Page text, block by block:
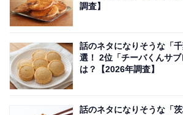
調査】
話のネタになりそうな「
選！ 2位「チーバくんサ
は？【2026年調査】
話のネタになりそうな「